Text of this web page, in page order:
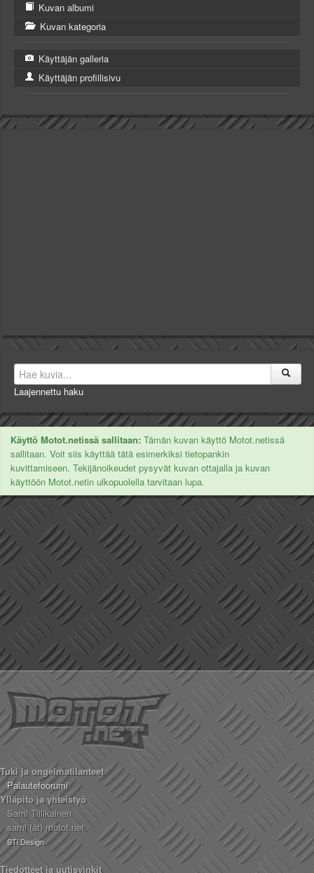
Kuvan albumi
Kuvan kategoria
Käyttäjän galleria
Käyttäjän profiilisivu
Laajennettu haku
Käyttö Motot.netissä sallitaan: Tämän kuvan käyttö Motot.netissä
sallitaan. Voit siis käyttää tätä esimerkiksi tietopankin
kuvittamiseen. Tekijänoikeudet pysyvät kuvan ottajalla ja kuvan
käyttöön Motot.netin ulkopuolella tarvitaan lupa.
Tuki ja ongelmatilanteet
Palautefoorumi
Ylläpito ja yhteistyö
Sami Tiilikainen
sami (ät) motot.net
STi Design
Tiedotteet ja uutisvinkit